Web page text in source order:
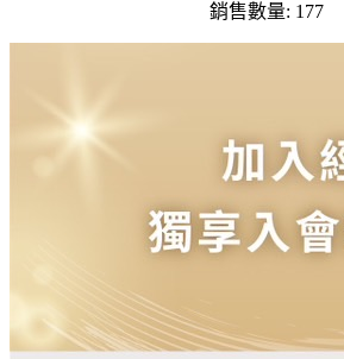
銷售數量: 177